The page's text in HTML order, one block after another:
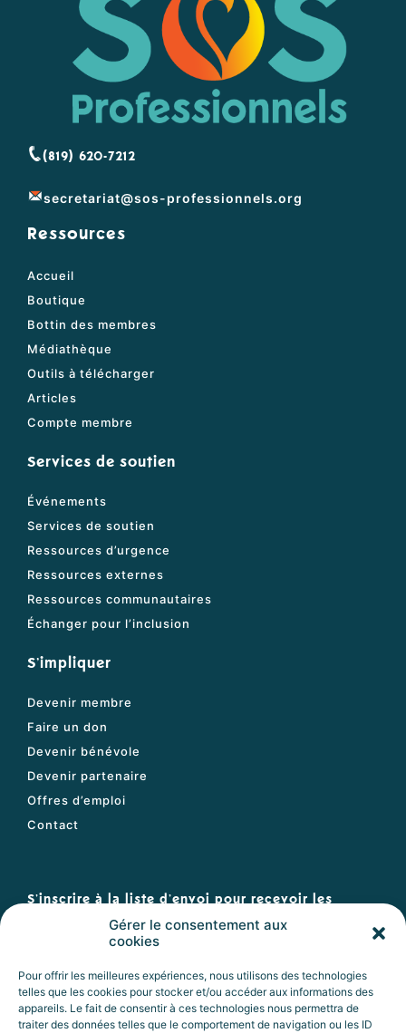
Gérer le consentement aux
cookies
Pour offrir les meilleures expériences, nous utilisons des technologies
telles que les cookies pour stocker et/ou accéder aux informations des
appareils. Le fait de consentir à ces technologies nous permettra de
traiter des données telles que le comportement de navigation ou les ID
(819) 620-7212
secretariat@sos-professionnels.org
Ressources
Accueil
Boutique
Bottin des membres
Médiathèque
Outils à télécharger
Articles
Compte membre
Services de soutien
Événements
Services de soutien
Ressources d’urgence
Ressources externes
Ressources communautaires
Échanger pour l’inclusion
S'impliquer
Devenir membre
Faire un don
Devenir bénévole
Devenir partenaire
Offres d’emploi
Contact
S'inscrire à la liste d'envoi pour recevoir les
nouvelles et profiter d'un rabais de 30 % sur nos
Envoyer